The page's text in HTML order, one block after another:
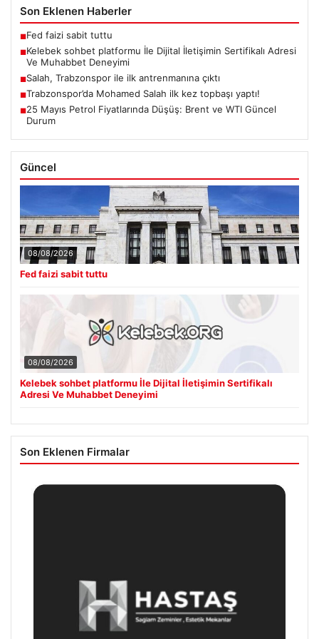
Son Eklenen Haberler
■Fed faizi sabit tuttu
■Kelebek sohbet platformu İle Dijital İletişimin Sertifikalı Adresi
Ve Muhabbet Deneyimi
■Salah, Trabzonspor ile ilk antrenmanına çıktı
■Trabzonspor’da Mohamed Salah ilk kez topbaşı yaptı!
■25 Mayıs Petrol Fiyatlarında Düşüş: Brent ve WTI Güncel
Durum
Güncel
08/08/2026
Fed faizi sabit tuttu
08/08/2026
Kelebek sohbet platformu İle Dijital İletişimin Sertifikalı
Adresi Ve Muhabbet Deneyimi
Son Eklenen Firmalar